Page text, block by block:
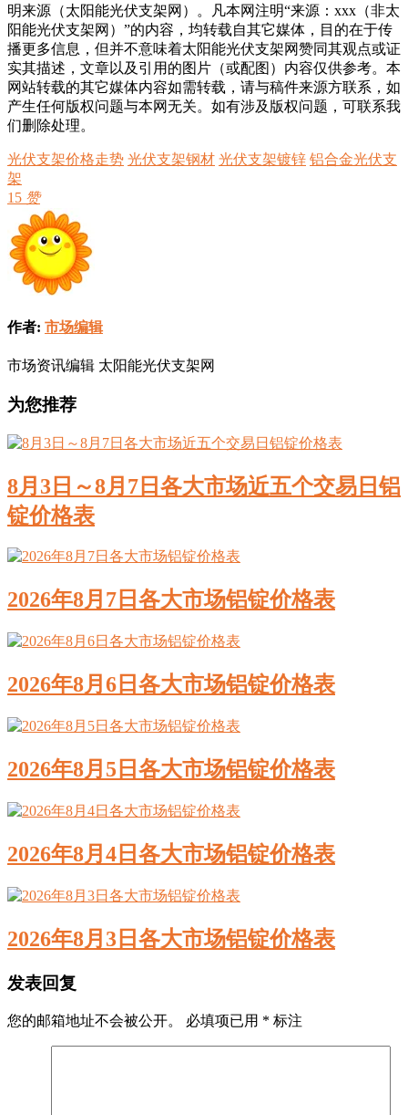
明来源（太阳能光伏支架网）。凡本网注明“来源：xxx（非太
阳能光伏支架网）”的内容，均转载自其它媒体，目的在于传
播更多信息，但并不意味着太阳能光伏支架网赞同其观点或证
实其描述，文章以及引用的图片（或配图）内容仅供参考。本
网站转载的其它媒体内容如需转载，请与稿件来源方联系，如
产生任何版权问题与本网无关。如有涉及版权问题，可联系我
们删除处理。
光伏支架价格走势 光伏支架钢材 光伏支架镀锌 铝合金光伏支
架
15 赞
作者: 市场编辑
市场资讯编辑 太阳能光伏支架网
为您推荐
8月3日～8月7日各大市场近五个交易日铝
锭价格表
2026年8月7日各大市场铝锭价格表
2026年8月6日各大市场铝锭价格表
2026年8月5日各大市场铝锭价格表
2026年8月4日各大市场铝锭价格表
2026年8月3日各大市场铝锭价格表
发表回复
您的邮箱地址不会被公开。 必填项已用 * 标注